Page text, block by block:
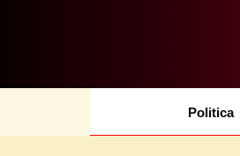
Politica